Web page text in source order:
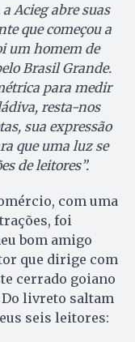
Acieg abre suas
que começou a
um homem de
Brasil Grande.
para medir
resta-nos
sua expressão
que uma luz se
de leitores”.
com uma
foi
bom amigo
que dirige com
cerrado goiano
livreto saltam
seis leitores: